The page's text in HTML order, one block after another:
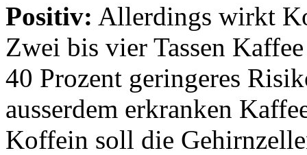
Positiv: Allerdings wirkt
Zwei bis vier Tassen
40 Prozent geringeres
ausserdem erkranken
Koffein soll die